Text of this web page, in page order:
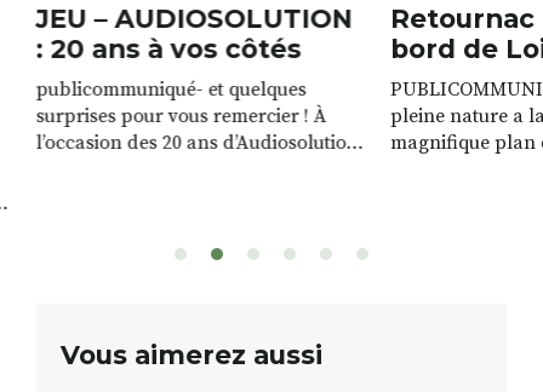
JEU – AUDIOSOLUTION
: 20 ans à vos côtés
publicommuniqué- et quelques
surprises pour vous remercier ! À
l’occasion des 20 ans d’Audiosolution,
sont à gagner, sélectionnés auprès
12h à […]
Retournac
bord de
pleine nature a
magnifique plan
Vous aimerez aussi